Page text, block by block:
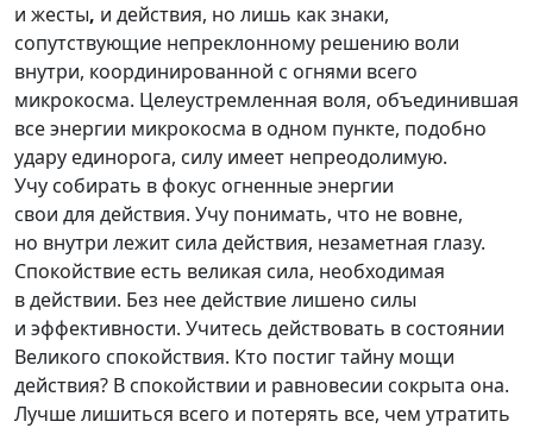
и жесты, и действия, но лишь как знаки,
сопутствующие непреклонному решению воли
внутри, координированной с огнями всего
микрокосма. Целеустремленная воля, объединившая
все энергии микрокосма в одном пункте, подобно
удару единорога, силу имеет непреодолимую.
Учу собирать в фокус огненные энергии
свои для действия. Учу понимать, что не вовне,
но внутри лежит сила действия, незаметная глазу.
Спокойствие есть великая сила, необходимая
в действии. Без нее действие лишено силы
и эффективности. Учитесь действовать в состоянии
Великого спокойствия. Кто постиг тайну мощи
действия? В спокойствии и равновесии сокрыта она.
Лучше лишиться всего и потерять все, чем утратить